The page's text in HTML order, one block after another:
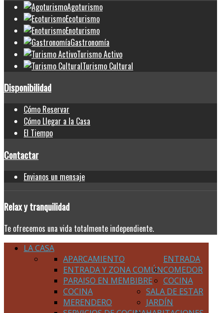
Agoturismo
Ecoturismo
Enoturismo
Gastronomía
Turismo Activo
Turismo Cultural
Disponibilidad
Cómo Reservar
Cómo Llegar a la Casa
El Tiempo
Contactar
Envianos un mensaje
Relaxy tranquilidad
Te ofrecemos una vida totalmente independiente.
LA CASA
ENTRADA
APARCAMIENTO
ENTRADA Y ZONA COMÚN
PARAISO EN MEMBIBRE
COMEDOR
COCINA
COCINA
MERENDERO
SALA DE ESTAR
JARDÍN